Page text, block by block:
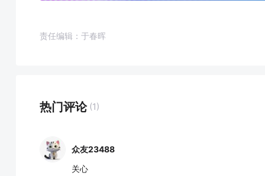
责任编辑：于春晖
热门评论 (1)
众友23488
关心